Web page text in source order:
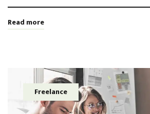
Read more
Freelance